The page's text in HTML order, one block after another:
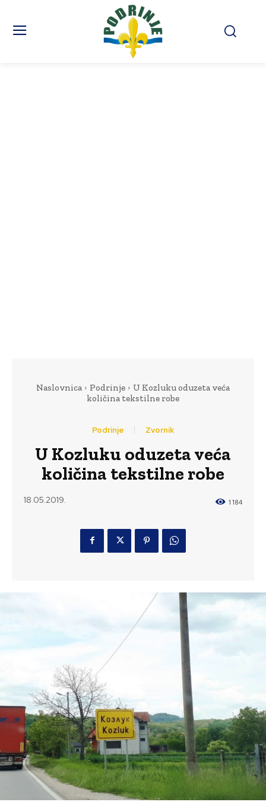
Naslovnica Podrinje
U Kozluku oduzeta veća
količina tekstilne robe
Podrinje Zvornik
U Kozluku oduzeta veća
količina tekstilne robe
18.05.2019. 1184